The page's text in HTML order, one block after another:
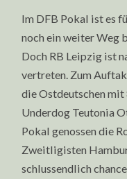
Im DFB Pokal ist es
noch ein weiter Weg
Doch RB Leipzig ist
vertreten. Zum
die Ostdeutschen mit
Underdog Teutonia
Pokal genossen die
Zweitligisten
schlussendlich